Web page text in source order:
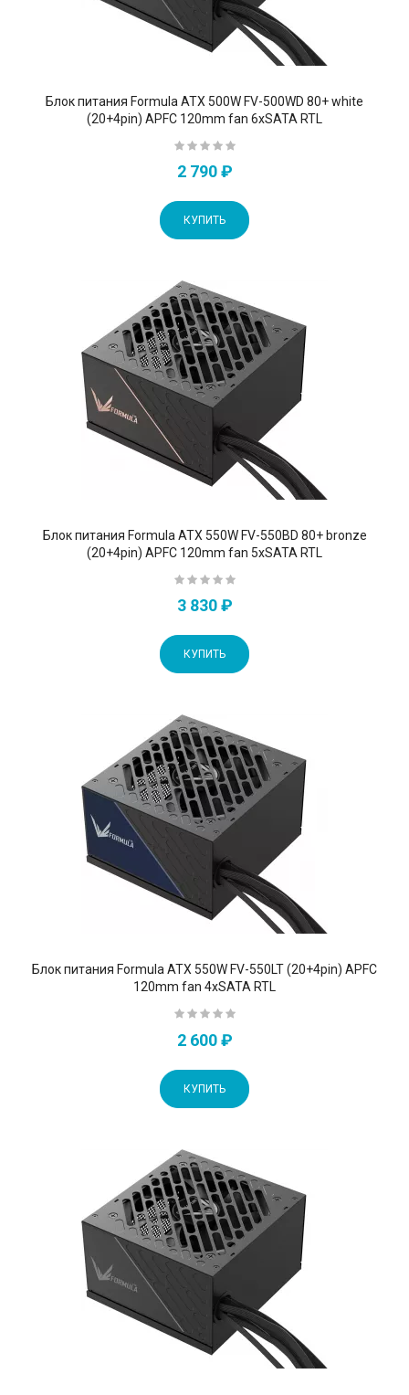
Блок питания Formula ATX 500W FV-500WD 80+ white
(20+4pin) APFC 120mm fan 6xSATA RTL
2 790 ₽
КУПИТЬ
Блок питания Formula ATX 550W FV-550BD 80+ bronze
(20+4pin) APFC 120mm fan 5xSATA RTL
3 830 ₽
КУПИТЬ
Блок питания Formula ATX 550W FV-550LT (20+4pin) APFC
120mm fan 4xSATA RTL
2 600 ₽
КУПИТЬ